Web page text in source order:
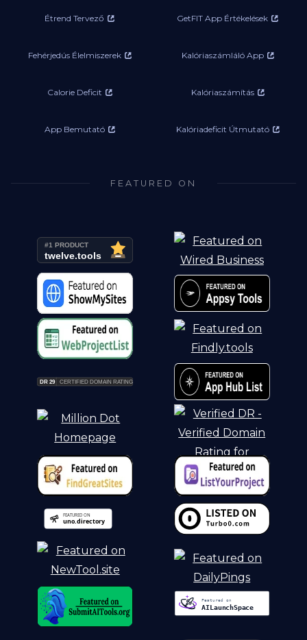
Étrend Tervező GetFIT App Értékelések
Fehérjedús Élelmiszerek Kalóriaszámláló App
Calorie Deficit Kalóriaszámítás
App Bemutató Kalóriadeficit Útmutató
FEATURED ON